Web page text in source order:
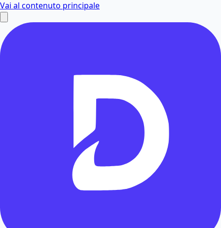
Vai al contenuto principale